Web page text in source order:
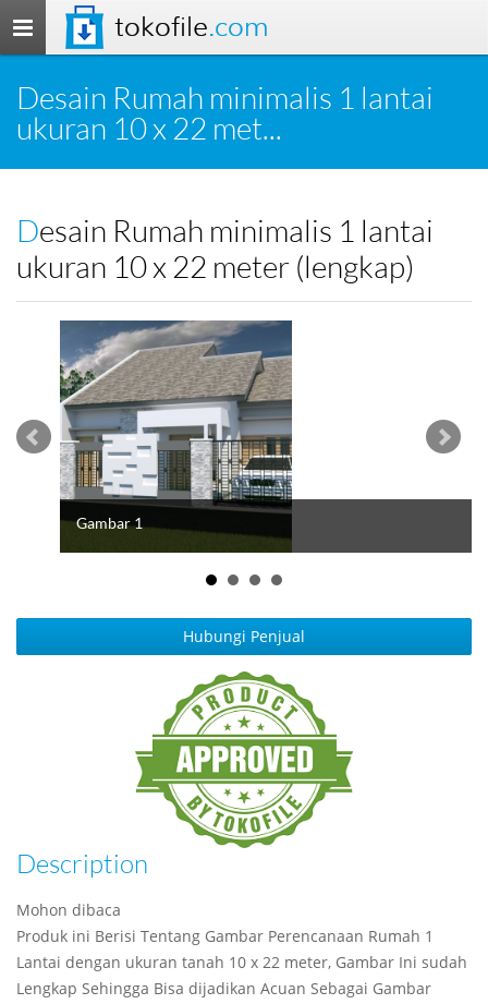
Toggle
navigation
tokofile.com
Desain Rumah minimalis 1 lantai
ukuran 10 x 22 met...
Desain Rumah minimalis 1 lantai
ukuran 10 x 22 meter (lengkap)
Gambar 1
Hubungi Penjual
Description
Mohon dibaca
Produk ini Berisi Tentang Gambar Perencanaan Rumah 1
Lantai dengan ukuran tanah 10 x 22 meter, Gambar Ini sudah
Lengkap Sehingga Bisa dijadikan Acuan Sebagai Gambar